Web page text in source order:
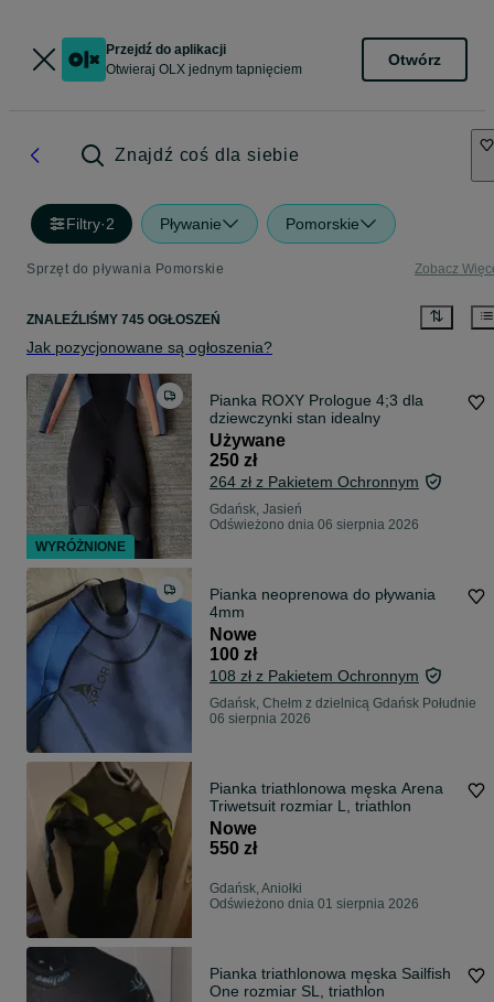
Przejdź do aplikacji
Otwieraj OLX jednym tapnięciem
Otwórz
Znajdź coś dla siebie
Filtry·2 Pływanie Pomorskie
Sprzęt do pływania Pomorskie Zobacz
ZNALEŹLIŚMY 745 OGŁOSZEŃ
Jak pozycjonowane są ogłoszenia?
Pianka ROXY Prologue 4;3 dla
dziewczynki stan idealny
Używane
250 zł
264 zł z Pakietem Ochronnym
Gdańsk, Jasień
Odświeżono dnia 06 sierpnia 2026
Pianka neoprenowa do pływania
4mm
Nowe
100 zł
108 zł z Pakietem Ochronnym
Gdańsk, Chełm z dzielnicą Gdańsk Południe
06 sierpnia 2026
Pianka triathlonowa męska Arena
Triwetsuit rozmiar L, triathlon
Nowe
550 zł
Gdańsk, Aniołki
Odświeżono dnia 01 sierpnia 2026
Pianka triathlonowa męska Sailfish
One rozmiar SL, triathlon
WYRÓŻNIONE